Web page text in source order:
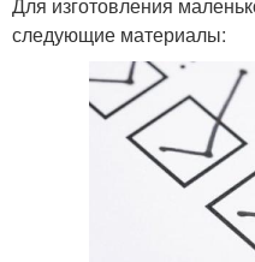
Для изготовления
следующие материалы: